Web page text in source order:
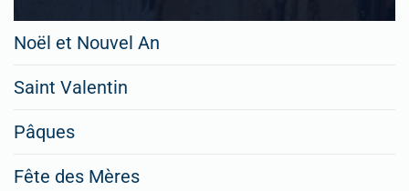
Noël et Nouvel An
Saint Valentin
Pâques
Fête des Mères